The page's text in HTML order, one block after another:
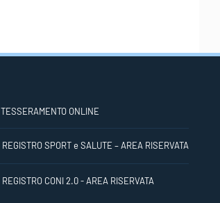
TESSERAMENTO ONLINE
REGISTRO SPORT e SALUTE – AREA RISERVATA
REGISTRO CONI 2.0 - AREA RISERVATA